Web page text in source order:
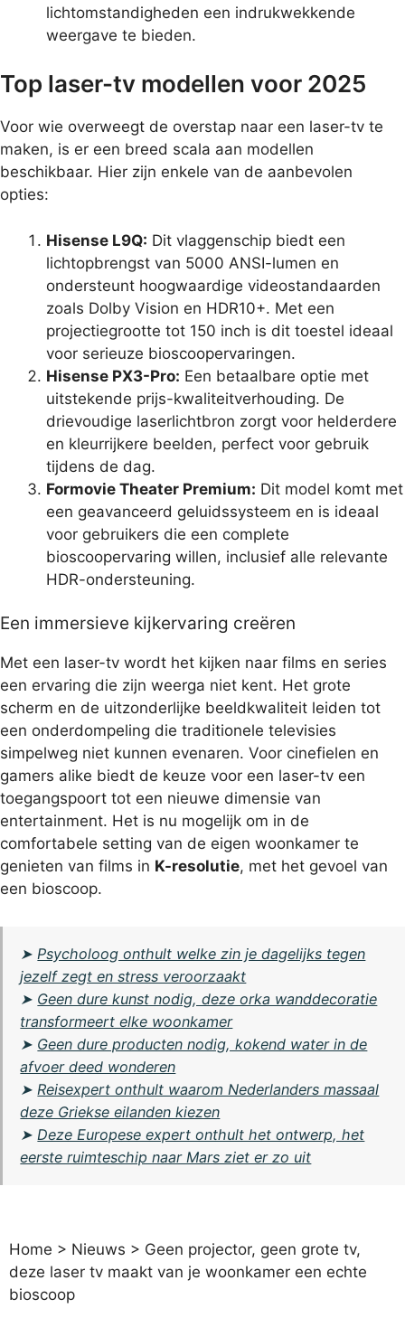
lichtomstandigheden een indrukwekkende
weergave te bieden.
Top laser-tv modellen voor 2025
Voor wie overweegt de overstap naar een laser-tv te
maken, is er een breed scala aan modellen
beschikbaar. Hier zijn enkele van de aanbevolen
opties:
Hisense L9Q: Dit vlaggenschip biedt een
lichtopbrengst van 5000 ANSI-lumen en
ondersteunt hoogwaardige videostandaarden
zoals Dolby Vision en HDR10+. Met een
projectiegrootte tot 150 inch is dit toestel ideaal
voor serieuze bioscoopervaringen.
Hisense PX3-Pro: Een betaalbare optie met
uitstekende prijs-kwaliteitverhouding. De
drievoudige laserlichtbron zorgt voor helderdere
en kleurrijkere beelden, perfect voor gebruik
tijdens de dag.
Formovie Theater Premium: Dit model komt met
een geavanceerd geluidssysteem en is ideaal
voor gebruikers die een complete
bioscoopervaring willen, inclusief alle relevante
HDR-ondersteuning.
Een immersieve kijkervaring creëren
Met een laser-tv wordt het kijken naar films en series
een ervaring die zijn weerga niet kent. Het grote
scherm en de uitzonderlijke beeldkwaliteit leiden tot
een onderdompeling die traditionele televisies
simpelweg niet kunnen evenaren. Voor cinefielen en
gamers alike biedt de keuze voor een laser-tv een
toegangspoort tot een nieuwe dimensie van
entertainment. Het is nu mogelijk om in de
comfortabele setting van de eigen woonkamer te
genieten van films in K-resolutie, met het gevoel van
een bioscoop.
➤ Psycholoog onthult welke zin je dagelijks tegen
jezelf zegt en stress veroorzaakt
➤ Geen dure kunst nodig, deze orka wanddecoratie
transformeert elke woonkamer
➤ Geen dure producten nodig, kokend water in de
afvoer deed wonderen
➤ Reisexpert onthult waarom Nederlanders massaal
deze Griekse eilanden kiezen
➤ Deze Europese expert onthult het ontwerp, het
eerste ruimteschip naar Mars ziet er zo uit
Home > Nieuws > Geen projector, geen grote tv,
deze laser tv maakt van je woonkamer een echte
bioscoop